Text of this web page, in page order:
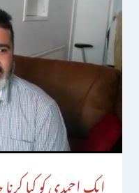
ایک احمدی کو کیا